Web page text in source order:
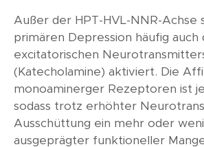
Außer der HPT-HVL-NNR-Achse
primären Depression häufig auch
excitatorischen
(Katecholamine) aktiviert. Die
monoaminerger Rezeptoren ist
sodass trotz erhöhter
Ausschüttung ein mehr oder
ausgeprägter funktioneller